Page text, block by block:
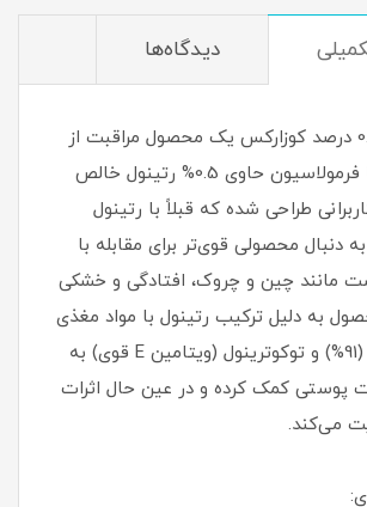
دیدگاه‌ها
روغن رتینول 0.5 درصد کوزارکس یک محصول مراقبت از
پوست کره‌ای با فرمولاسیون حاوی 0.5% رتینول خالص
طراحی شده که قبلاً با رتینول
دنبال محصولی قوی‌تر برای مقابله با
مانند چین و چروک، افتادگی و خشکی
به دلیل ترکیب رتینول با مواد مغذی
مانند اسکوالان (91%) و توکوترینول (ویتامین E قوی) به
پوستی کمک کرده و در عین حال اثرات
می‌کند.